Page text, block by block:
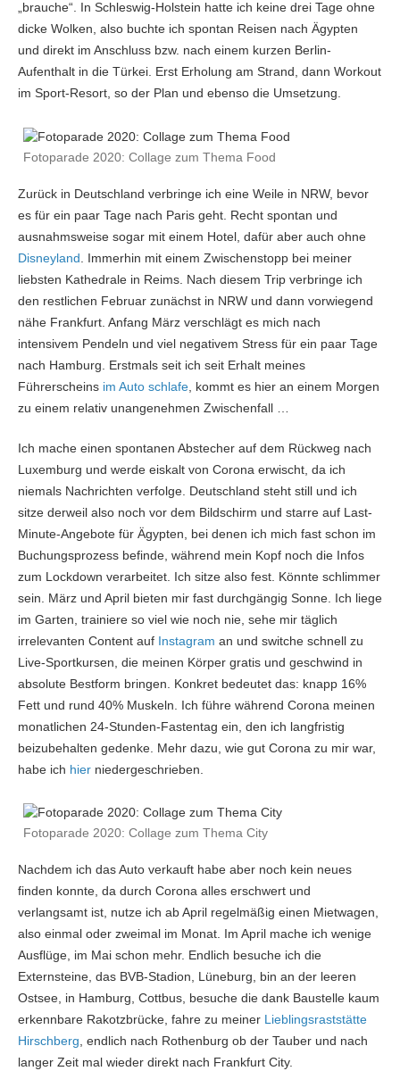
„brauche“. In Schleswig-Holstein hatte ich keine drei Tage ohne
dicke Wolken, also buchte ich spontan Reisen nach Ägypten
und direkt im Anschluss bzw. nach einem kurzen Berlin-
Aufenthalt in die Türkei. Erst Erholung am Strand, dann Workout
im Sport-Resort, so der Plan und ebenso die Umsetzung.
Fotoparade 2020: Collage zum Thema Food
Zurück in Deutschland verbringe ich eine Weile in NRW, bevor
es für ein paar Tage nach Paris geht. Recht spontan und
ausnahmsweise sogar mit einem Hotel, dafür aber auch ohne
Disneyland . Immerhin mit einem Zwischenstopp bei meiner
liebsten Kathedrale in Reims. Nach diesem Trip verbringe ich
den restlichen Februar zunächst in NRW und dann vorwiegend
nähe Frankfurt. Anfang März verschlägt es mich nach
intensivem Pendeln und viel negativem Stress für ein paar Tage
nach Hamburg. Erstmals seit ich seit Erhalt meines
Führerscheins im Auto schlafe , kommt es hier an einem Morgen
zu einem relativ unangenehmen Zwischenfall …
Ich mache einen spontanen Abstecher auf dem Rückweg nach
Luxemburg und werde eiskalt von Corona erwischt, da ich
niemals Nachrichten verfolge. Deutschland steht still und ich
sitze derweil also noch vor dem Bildschirm und starre auf Last-
Minute-Angebote für Ägypten, bei denen ich mich fast schon im
Buchungsprozess befinde, während mein Kopf noch die Infos
zum Lockdown verarbeitet. Ich sitze also fest. Könnte schlimmer
sein. März und April bieten mir fast durchgängig Sonne. Ich liege
im Garten, trainiere so viel wie noch nie, sehe mir täglich
irrelevanten Content auf Instagram an und switche schnell zu
Live-Sportkursen, die meinen Körper gratis und geschwind in
absolute Bestform bringen. Konkret bedeutet das: knapp 16%
Fett und rund 40% Muskeln. Ich führe während Corona meinen
monatlichen 24-Stunden-Fastentag ein, den ich langfristig
beizubehalten gedenke. Mehr dazu, wie gut Corona zu mir war,
habe ich hier niedergeschrieben.
Fotoparade 2020: Collage zum Thema City
Nachdem ich das Auto verkauft habe aber noch kein neues
finden konnte, da durch Corona alles erschwert und
verlangsamt ist, nutze ich ab April regelmäßig einen Mietwagen,
also einmal oder zweimal im Monat. Im April mache ich wenige
Ausflüge, im Mai schon mehr. Endlich besuche ich die
Externsteine, das BVB-Stadion, Lüneburg, bin an der leeren
Ostsee, in Hamburg, Cottbus, besuche die dank Baustelle kaum
erkennbare Rakotzbrücke, fahre zu meiner Lieblingsraststätte
Hirschberg, endlich nach Rothenburg ob der Tauber und nach
langer Zeit mal wieder direkt nach Frankfurt City.